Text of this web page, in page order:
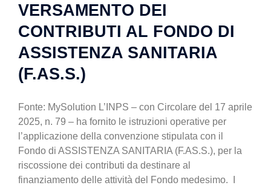
VERSAMENTO DEI
CONTRIBUTI AL FONDO DI
ASSISTENZA SANITARIA
(F.AS.S.)
Fonte: MySolution L’INPS – con Circolare del 17 aprile
2025, n. 79 – ha fornito le istruzioni operative per
l’applicazione della convenzione stipulata con il
Fondo di ASSISTENZA SANITARIA (F.AS.S.), per la
riscossione dei contributi da destinare al
finanziamento delle attività del Fondo medesimo. I